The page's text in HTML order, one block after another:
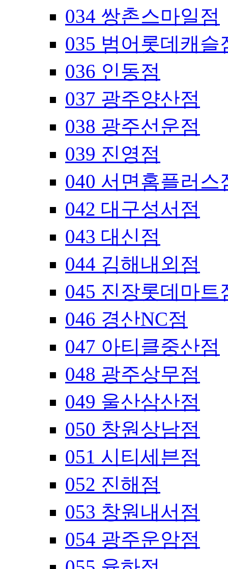
034 쌍촌스마일점
035 범어롯데캐슬
036 인동점
037 광주양산점
038 광주선운점
039 진영점
040 서면홈플러스
042 대구성서점
043 대신점
044 김해내외점
045 진장롯데마트
046 경산NC점
047 아티클중산점
048 광주상무점
049 울산삼산점
050 창원상남점
051 시티세븐점
052 진해점
053 창원내서점
054 광주운암점